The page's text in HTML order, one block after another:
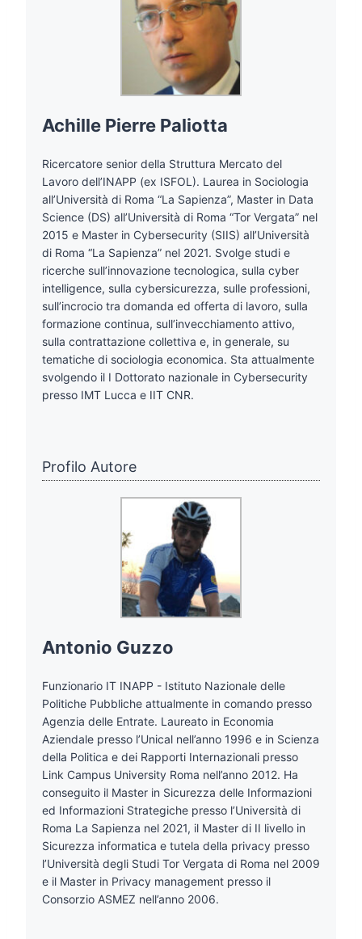
Achille Pierre Paliotta
Ricercatore senior della Struttura Mercato del
Lavoro dell’INAPP (ex ISFOL). Laurea in Sociologia
all’Università di Roma “La Sapienza”, Master in Data
Science (DS) all’Università di Roma “Tor Vergata” nel
2015 e Master in Cybersecurity (SIIS) all’Università
di Roma “La Sapienza” nel 2021. Svolge studi e
ricerche sull’innovazione tecnologica, sulla cyber
intelligence, sulla cybersicurezza, sulle professioni,
sull’incrocio tra domanda ed offerta di lavoro, sulla
formazione continua, sull’invecchiamento attivo,
sulla contrattazione collettiva e, in generale, su
tematiche di sociologia economica. Sta attualmente
svolgendo il I Dottorato nazionale in Cybersecurity
presso IMT Lucca e IIT CNR.
Profilo Autore
Antonio Guzzo
Funzionario IT INAPP - Istituto Nazionale delle
Politiche Pubbliche attualmente in comando presso
Agenzia delle Entrate. Laureato in Economia
Aziendale presso l’Unical nell’anno 1996 e in Scienza
della Politica e dei Rapporti Internazionali presso
Link Campus University Roma nell’anno 2012. Ha
conseguito il Master in Sicurezza delle Informazioni
ed Informazioni Strategiche presso l’Università di
Roma La Sapienza nel 2021, il Master di II livello in
Sicurezza informatica e tutela della privacy presso
l’Università degli Studi Tor Vergata di Roma nel 2009
e il Master in Privacy management presso il
Consorzio ASMEZ nell’anno 2006.